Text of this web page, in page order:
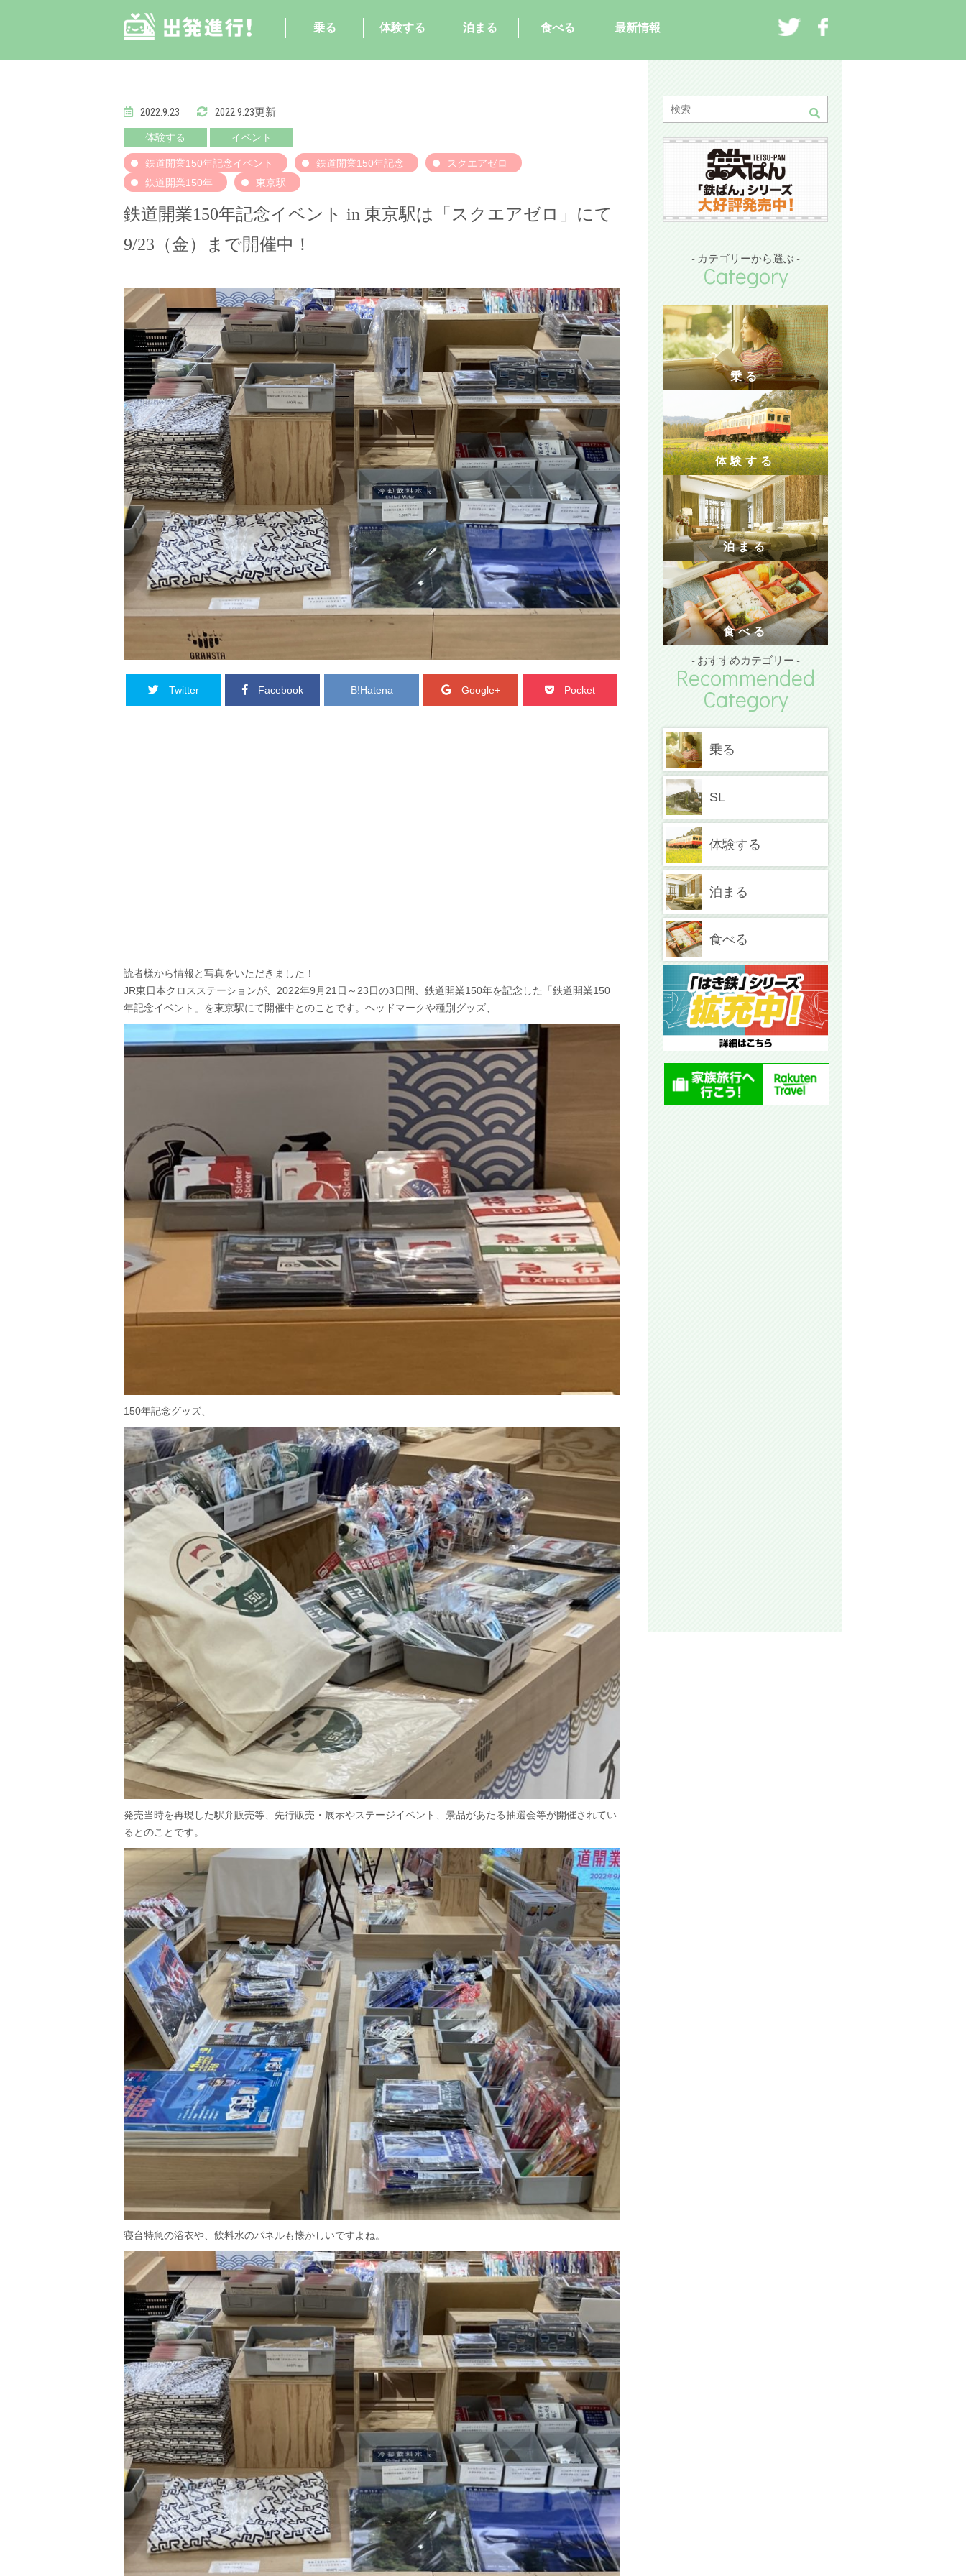
乗る 体験する 泊まる 食べる 最新情報
2022.9.23 2022.9.23更新
体験する イベント
鉄道開業150年記念イベント 鉄道開業150年記念
スクエアゼロ
鉄道開業150年
東京駅
鉄道開業150年記念イベント in 東京駅は「スクエアゼロ」にて
9/23（金）まで開催中！
Twitter Facebook B!Hatena Google+ Pocket
読者様から情報と写真をいただきました！
JR東日本クロスステーションが、2022年9月21日～23日の3日間、鉄道開業150年を記念した「鉄道開業150
年記念イベント」を東京駅にて開催中とのことです。ヘッドマークや種別グッズ、
150年記念グッズ、
発売当時を再現した駅弁販売等、先行販売・展示やステージイベント、景品があたる抽選会等が開催されてい
るとのことです。
寝台特急の浴衣や、飲料水のパネルも懐かしいですよね。
- カテゴリーから選ぶ -
Category
乗る
体験する
泊まる
食べる
- おすすめカテゴリー -
Recommended
Category
乗る
SL
体験する
泊まる
食べる